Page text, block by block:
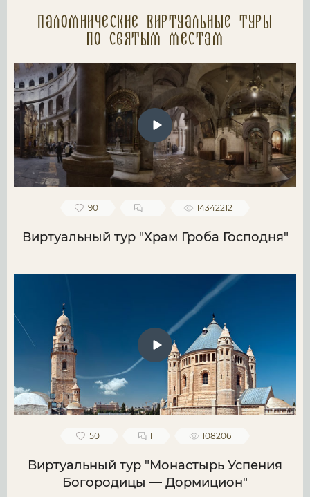
Паломнические Виртуальные туры
по святым местам
90 1 14342212
Виртуальный тур "Храм Гроба Господня"
50 1 108206
Виртуальный тур "Монастырь Успения
Богородицы — Дормицион"